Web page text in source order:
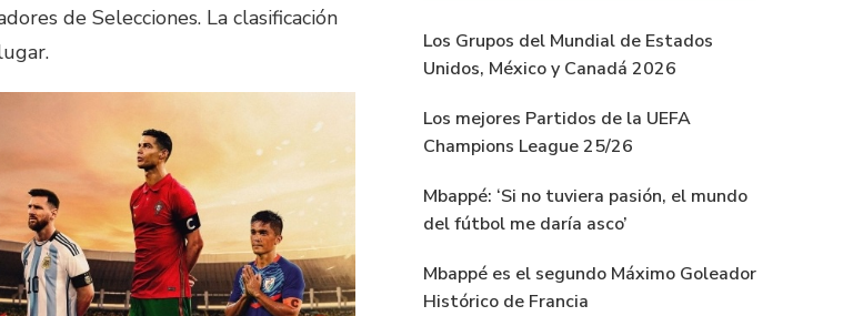
de Selecciones. La clasificación
Los Grupos del Mundial de Estados
Unidos, México y Canadá 2026
Los mejores Partidos de la UEFA
Champions League 25/26
Mbappé: ‘Si no tuviera pasión, el mundo
del fútbol me daría asco’
Mbappé es el segundo Máximo Goleador
Histórico de Francia